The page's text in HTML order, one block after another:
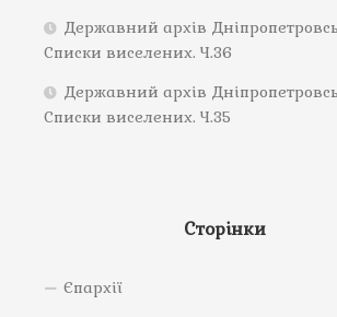
Державний архів
Списки виселених. Ч.36
Державний архів
Списки виселених. Ч.35
Сторінки
Єпархії